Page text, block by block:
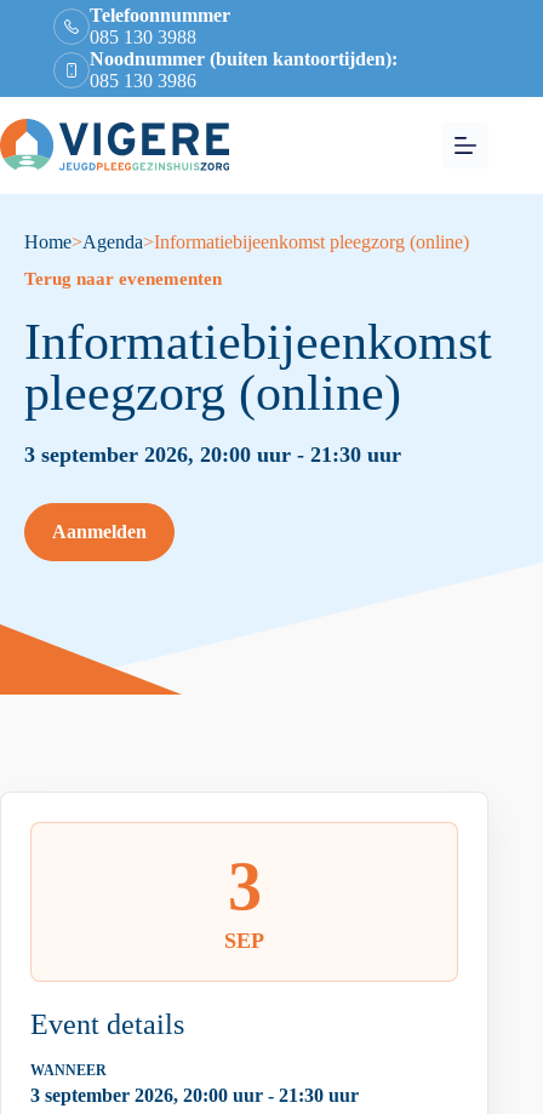
Telefoonnummer
085 130 3988
Noodnummer (buiten kantoortijden):
085 130 3986
Home>Agenda>Informatiebijeenkomst pleegzorg (online)
Terug naar evenementen
Informatiebijeenkomst
pleegzorg (online)
3 september 2026, 20:00 uur - 21:30 uur
Aanmelden
3
SEP
Event details
WANNEER
3 september 2026, 20:00 uur - 21:30 uur